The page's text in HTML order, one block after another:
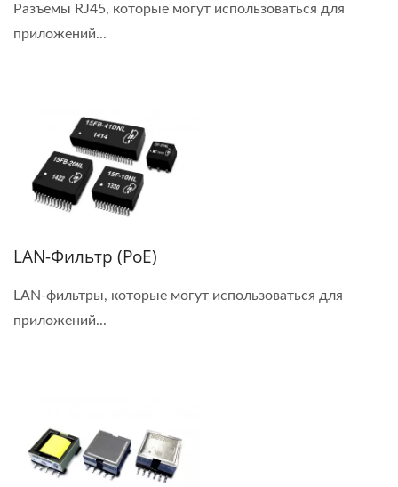
Разъемы RJ45, которые могут использоваться для
приложений...
LAN-Фильтр (PoE)
LAN-фильтры, которые могут использоваться для
приложений...